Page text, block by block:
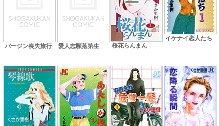
バージン喪失旅行 愛人志願落第生 桜花らんまん
イケナイ恋人たち